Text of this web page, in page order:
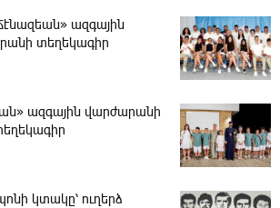
ազգային
տեղեկագիր
ազգային վարժարանի
կտակը՝ ուղերձ